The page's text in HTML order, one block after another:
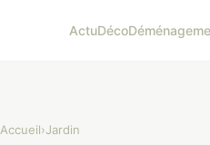
ActuDéco
Accueil›Jardin